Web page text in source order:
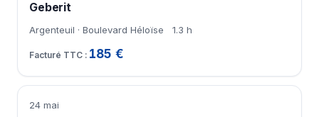
Geberit
Argenteuil · Boulevard Héloïse 1.3 h
185 €
24 mai